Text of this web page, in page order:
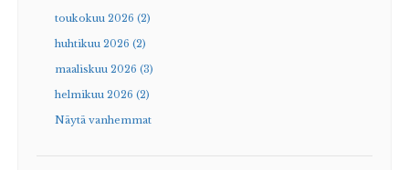
toukokuu 2026 (2)
huhtikuu 2026 (2)
maaliskuu 2026 (3)
helmikuu 2026 (2)
Näytä vanhemmat